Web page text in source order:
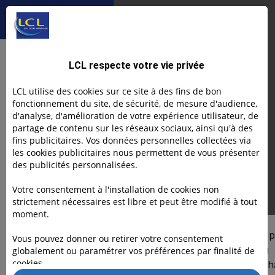
arrière
mon
préparer sa
J’accélère
Comment bien
préparer sa retraite
lorsque l’on est
indépendant
Eve GERMAIN16.2.26
DANS CET ARTICLE
Text Link
Quand on est indépendant, on
souvent à gérer son activité au
quotidien : clients, trésorerie,
LCL respecte votre vie privée
LCL utilise des cookies sur ce site à des fins de bon
fonctionnement du site, de sécurité, de mesure d'audience,
d'analyse, d'amélioration de votre expérience utilisateur, de
partage de contenu sur les réseaux sociaux, ainsi qu'à des
fins publicitaires. Vos données personnelles collectées via
les cookies publicitaires nous permettent de vous présenter
des publicités personnalisées.
Votre consentement à l'installation de cookies non
strictement nécessaires est libre et peut être modifié à tout
moment.
Vous pouvez donner ou retirer votre consentement
globalement ou paramétrer vos préférences par finalité de
cookies.